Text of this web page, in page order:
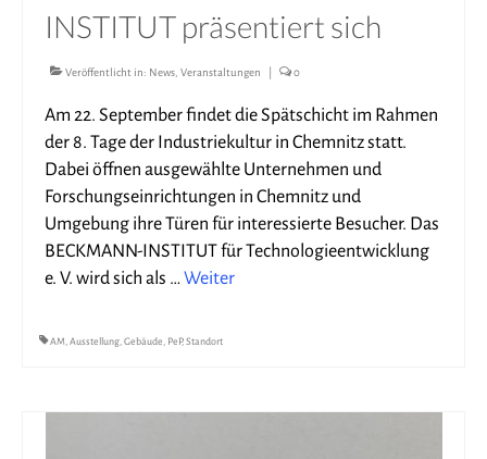
INSTITUT präsentiert sich
Veröffentlicht in: News Veranstaltungen 0
Am 22. September findet die Spätschicht im Rahmen
der 8. Tage der Industriekultur in Chemnitz statt.
Dabei öffnen ausgewählte Unternehmen und
Forschungseinrichtungen in Chemnitz und
Umgebung ihre Türen für interessierte Besucher. Das
BECKMANN-INSTITUT für Technologieentwicklung
e. V. wird sich als … Weiter
AM Ausstellung Gebäude PeP, Standort